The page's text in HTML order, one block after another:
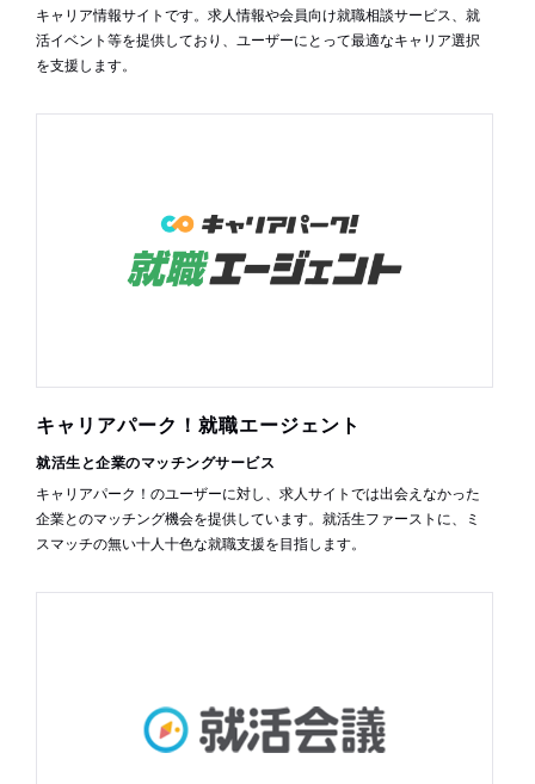
キャリア情報サイトです。求人情報や会員向け就職相談サービス、就
活イベント等を提供しており、ユーザーにとって最適なキャリア選択
を支援します。
キャリアパーク！就職エージェント
就活生と企業のマッチングサービス
キャリアパーク！のユーザーに対し、求人サイトでは出会えなかった
企業とのマッチング機会を提供しています。就活生ファーストに、ミ
スマッチの無い十人十色な就職支援を目指します。